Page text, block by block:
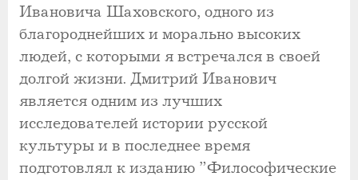
Ивановича Шаховского, одного из
благороднейших и морально высоких
людей, с которыми я встречался в своей
долгой жизни. Дмитрий Иванович
является одним из лучших
исследователей истории русской
культуры и в последнее время
подготовлял к изданию ”Философические